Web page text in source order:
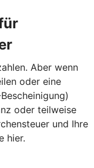
Aber wenn
oder eine
oder teilweise
und Ihre
hier.